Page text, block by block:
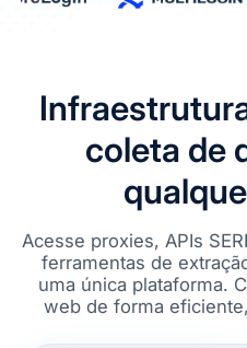
coleta de
Acesse proxies, APIs
ferramentas de
uma única plataforma.
web de forma